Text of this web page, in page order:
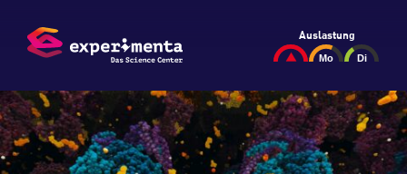
Auslastung